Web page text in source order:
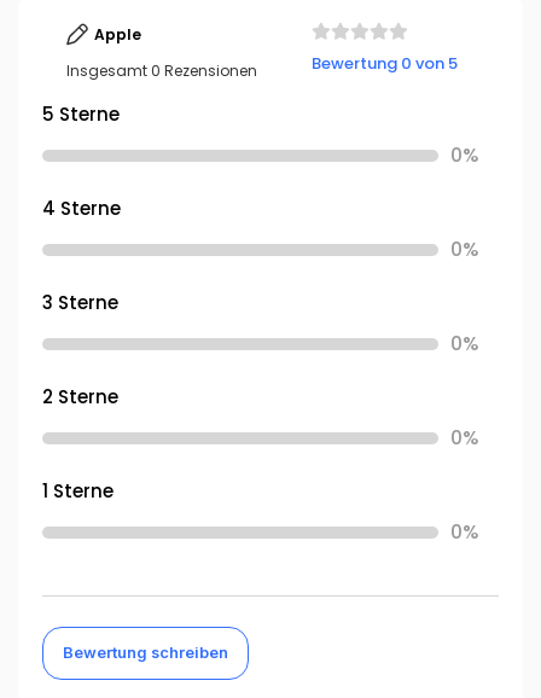
Apple
Insgesamt 0 Rezensionen
Bewertung 0 von 5
5 Sterne
0%
4 Sterne
0%
3 Sterne
0%
2 Sterne
0%
1 Sterne
0%
Bewertung schreiben